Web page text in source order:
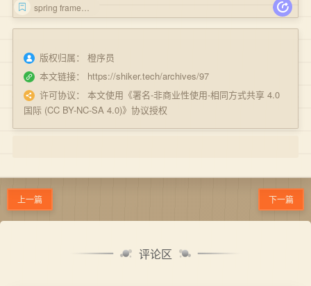
spring framework
版权归属：
橙序员
本文链接：
https://shiker.tech/archives/97
许可协议：
本文使用《署名-非商业性使用-相同方式共享 4.0
国际 (CC BY-NC-SA 4.0)》协议授权
上一篇 下一篇
评论区